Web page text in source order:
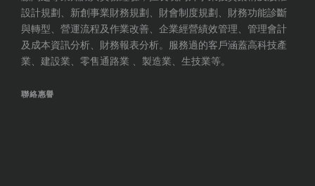
設計規劃、新創事業財務規劃、財會制度規劃、財務功能診斷
與轉型、營運流程及作業改善、企業經營績效管理、管理會計
及成本資訊分析、財務報表分析。服務過的客戶涵蓋高科技產
業、建設業、零售通路業 、製造業、生技業等。
聯絡惠譽